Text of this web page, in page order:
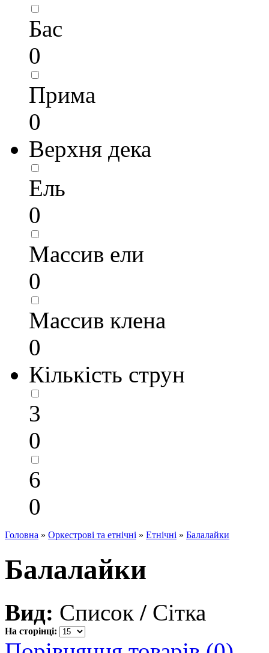
Бас
0
Прима
0
Верхня дека
Ель
0
Массив ели
0
Массив клена
0
Кількість струн
3
0
6
0
Головна » Оркестрові та етнічні » Етнічні » Балалайки
Балалайки
Вид: Список / Сітка
На сторінці: